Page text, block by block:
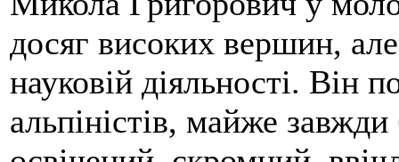
досяг високих вершин,
науковій діяльності. Він
альпіністів, майже